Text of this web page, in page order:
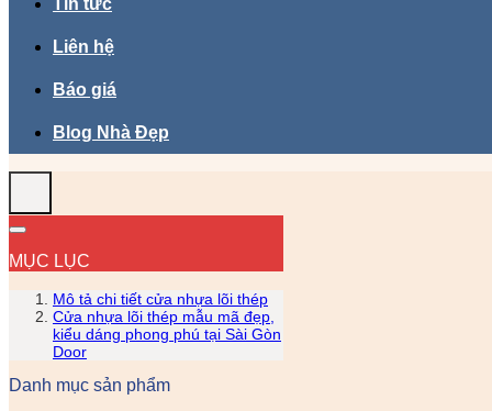
Tin tức
Liên hệ
Báo giá
Blog Nhà Đẹp
MỤC LỤC
Mô tả chi tiết cửa nhựa lõi thép
Cửa nhựa lõi thép mẫu mã đẹp,
kiểu dáng phong phú tại Sài Gòn
Door
Danh mục sản phẩm